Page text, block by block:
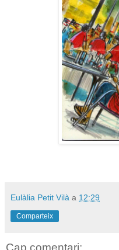
Eulàlia Petit Vilà a 12:29
Comparteix
Cap comentari: